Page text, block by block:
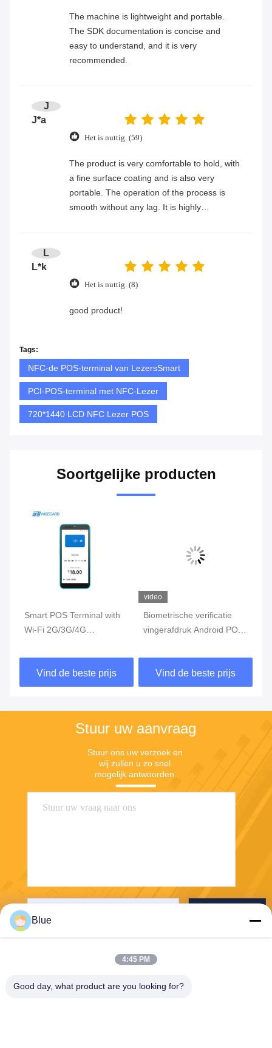
The machine is lightweight and portable.
The SDK documentation is concise and
easy to understand, and it is very
recommended.
J
J*a
Het is nuttig. (59)
The product is very comfortable to hold, with
a fine surface coating and is also very
portable. The operation of the process is
smooth without any lag. It is highly
L
L*k
Het is nuttig. (8)
good product!
Tags:
NFC-de POS-terminal van LezersSmart
PCI-POS-terminal met NFC-Lezer
720*1440 LCD NFC Lezer POS
Soortgelijke producten
Smart POS Terminal with
Wi-Fi 2G/3G/4G
Battery and 58mm
Thermal Printer
Vind de beste prijs
video
Biometrische verificatie
vingerafdruk Android POS
3.8V lithium-ion batterij en
Vind de beste prijs
Stuur uw aanvraag
Stuur ons uw verzoek en
wij zullen u zo snel
mogelijk antwoorden.
Blue
4:45 PM
Good day, what product are you looking for?